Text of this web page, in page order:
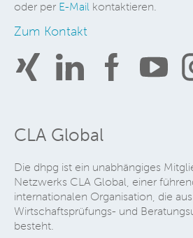
oder per E-Mail kontaktieren.
Zum Kontakt
CLA Global
Die dhpg ist ein unabhängiges
Netzwerks CLA Global, einer
internationalen Organisation, die
Wirtschaftsprüfungs- und
besteht.